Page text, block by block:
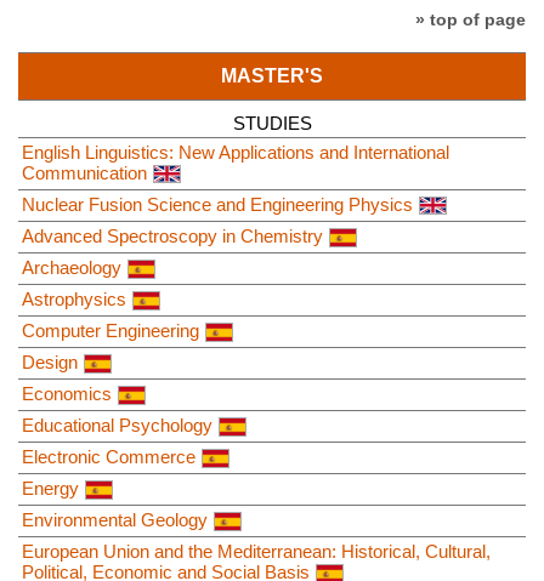
» top of page
MASTER'S
STUDIES
English Linguistics: New Applications and International
Communication
Nuclear Fusion Science and Engineering Physics
Advanced Spectroscopy in Chemistry
Archaeology
Astrophysics
Computer Engineering
Design
Economics
Educational Psychology
Electronic Commerce
Energy
Environmental Geology
European Union and the Mediterranean: Historical, Cultural,
Political, Economic and Social Basis